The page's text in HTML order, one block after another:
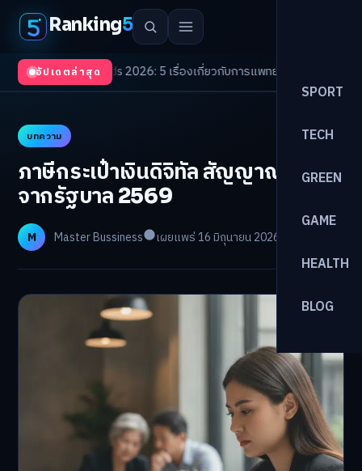
Ranking5
SPORT
TECH
GREEN
GAME
HEALTH
BLOG
อัปเดตล่าสุด
Trends 2026: 5 เรื่องเกี่ยวกับการแพทย์ที่ควรรู้/ดอกเบี้ยขาขึ้นรอบใหม่!
บทความ
ภาษีกระเป๋าเงินดิจิทัล สัญญาณใหม่
จากรัฐบาล 2569
M Master Bussiness เผยแพร่ 16 มิถุนายน 2026